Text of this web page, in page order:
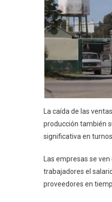
La caída de las
producción también
significativa en
Las empresas se
trabajadores el
proveedores en